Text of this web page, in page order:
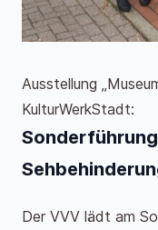
Ausstellung
KulturWerkStadt:
Der VVV lädt am